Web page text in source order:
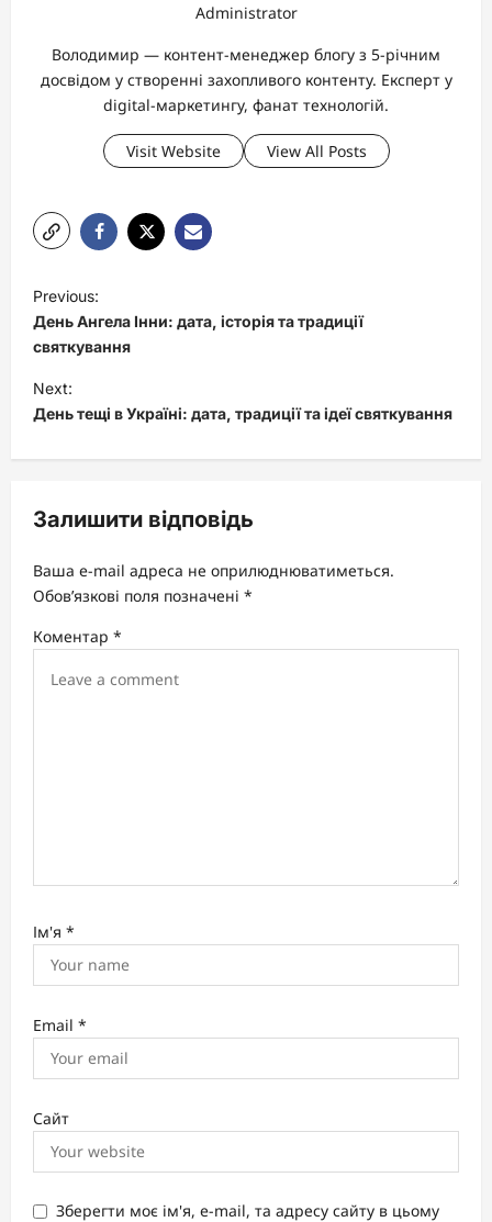
Administrator
Володимир — контент-менеджер блогу з 5-річним
досвідом у створенні захопливого контенту. Експерт у
digital-маркетингу, фанат технологій.
Visit Website View All Posts
o
s
t
n
a
i
a
i
Previous:
День Ангела Інни: дата, історія та традиції
святкування
Next:
День тещі в Україні: дата, традиції та ідеї святкування
Залишити відповідь
Ваша e-mail адреса не оприлюднюватиметься.
Обов’язкові поля позначені *
Коментар *
Ім'я *
Email *
Сайт
Зберегти моє ім'я, e-mail, та адресу сайту в цьому